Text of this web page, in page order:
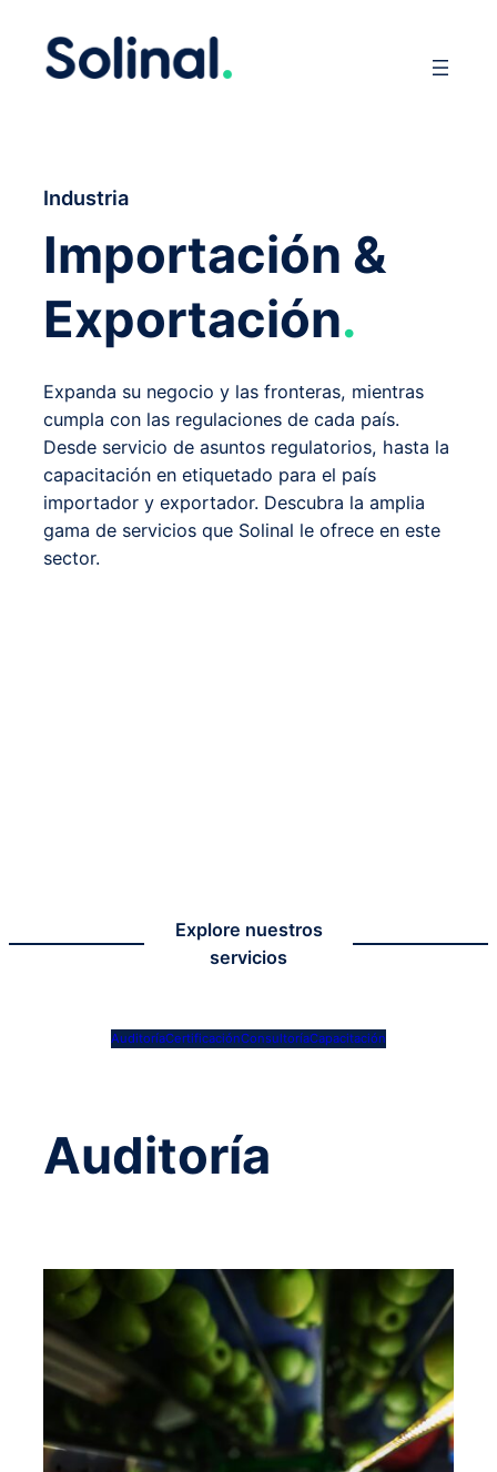
Industria
Importación &
Exportación.
Expanda su negocio y las fronteras, mientras
cumpla con las regulaciones de cada país.
Desde servicio de asuntos regulatorios, hasta la
capacitación en etiquetado para el país
importador y exportador. Descubra la amplia
gama de servicios que Solinal le ofrece en este
sector.
Explore nuestros
servicios
AuditoríaCertificaciónConsultoríaCapacitación
Auditoría